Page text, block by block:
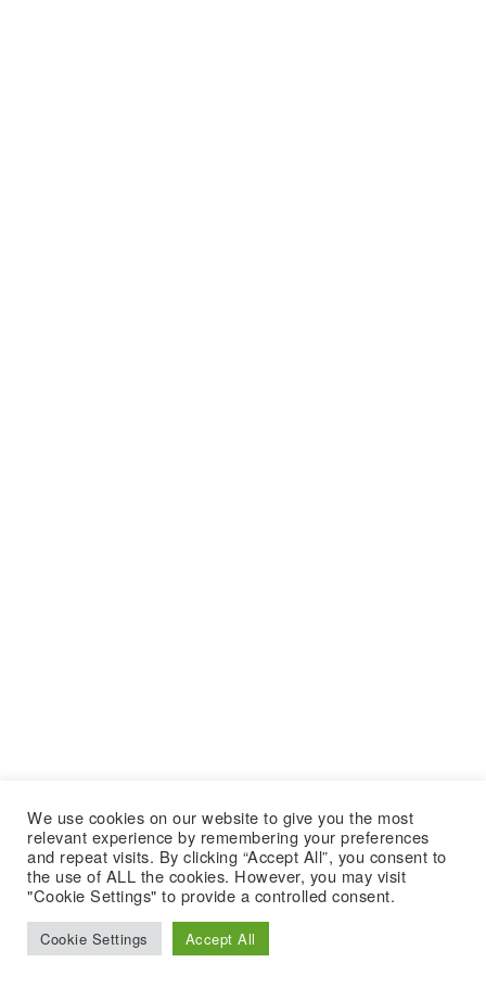
We use cookies on our website to give you the most
relevant experience by remembering your preferences
and repeat visits. By clicking “Accept All”, you consent to
the use of ALL the cookies. However, you may visit
"Cookie Settings" to provide a controlled consent.
Cookie Settings Accept All